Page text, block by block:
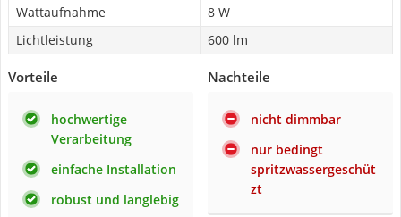
Wattaufnahme
8 W
Lichtleistung
600 lm
Vorteile
hochwertige
Verarbeitung
einfache Installation
robust und langlebig
Nachteile
nicht dimmbar
nur bedingt
spritzwassergeschüt
zt